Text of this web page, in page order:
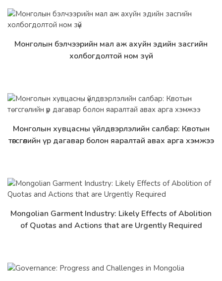
Дэлгэрэнгүй
Монголын бэлчээрийн мал аж ахуйн эдийн засгийн
холбогдолтой ном зүй
Дэлгэрэнгүй
Монголын хувцасны үйлдвэрлэлийн салбар: Квотын
төгсгөлийн үр дагавар болон яаралтай авах арга хэмжээ
Дэлгэрэнгүй
Mongolian Garment Industry: Likely Effects of Abolition
of Quotas and Actions that are Urgently Required